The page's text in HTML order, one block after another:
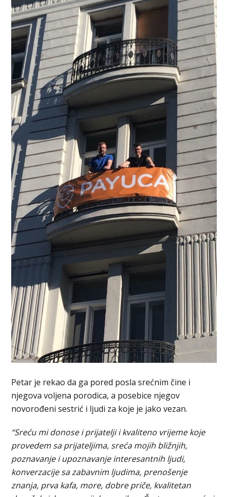
Petar je rekao da ga pored posla srećnim čine i
njegova voljena porodica, a posebice njegov
novorođeni sestrić i ljudi za koje je jako vezan.
“Sreću mi donose i prijatelji i kvaliteno vrijeme koje
provedem sa prijateljima, sreća mojih bližnjih,
poznavanje i upoznavanje interesantnih ljudi,
konverzacije sa zabavnim ljudima, prenošenje
znanja, prva kafa, more, dobre priče, kvalitetan